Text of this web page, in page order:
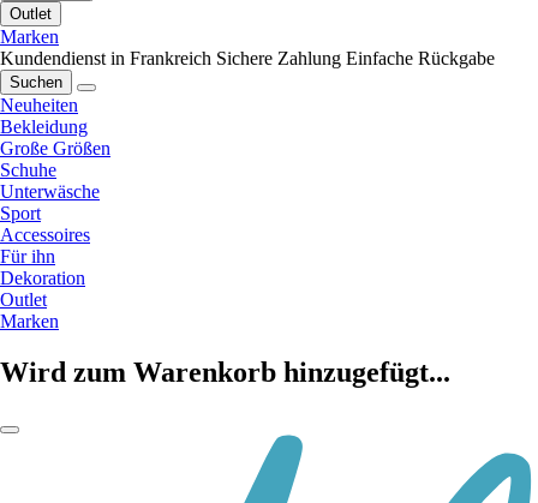
Outlet
Marken
Kundendienst in Frankreich Sichere Zahlung Einfache Rückgabe
Suchen
Neuheiten
Bekleidung
Große Größen
Schuhe
Unterwäsche
Sport
Accessoires
Für ihn
Dekoration
Outlet
Marken
Wird zum Warenkorb hinzugefügt...